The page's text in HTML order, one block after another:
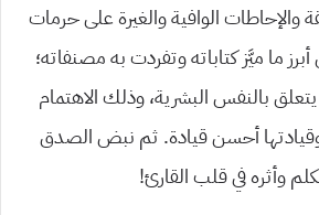
والإحاطات الوافية والغيرة على حرمات
ما ميَّز كتاباته وتفردت به مصنفاته؛
يتعلق بالنفس البشرية، وذلك الاهتمام
أحسن قيادة. ثم نبض الصدق
وأثره في قلب القارئ!